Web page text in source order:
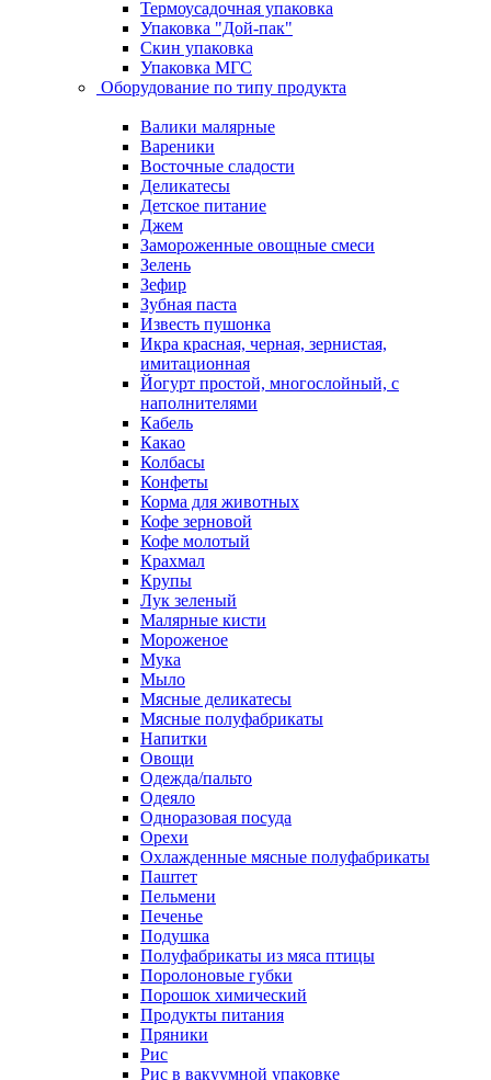
Термоусадочная упаковка
Упаковка "Дой-пак"
Скин упаковка
Упаковка МГС
Оборудование по типу продукта
Валики малярные
Вареники
Восточные сладости
Деликатесы
Детское питание
Джем
Замороженные овощные смеси
Зелень
Зефир
Зубная паста
Известь пушонка
Икра красная, черная, зернистая,
имитационная
Йогурт простой, многослойный, с
наполнителями
Кабель
Какао
Колбасы
Конфеты
Корма для животных
Кофе зерновой
Кофе молотый
Крахмал
Крупы
Лук зеленый
Малярные кисти
Мороженое
Мука
Мыло
Мясные деликатесы
Мясные полуфабрикаты
Напитки
Овощи
Одежда/пальто
Одеяло
Одноразовая посуда
Орехи
Охлажденные мясные полуфабрикаты
Паштет
Пельмени
Печенье
Подушка
Полуфабрикаты из мяса птицы
Поролоновые губки
Порошок химический
Продукты питания
Пряники
Рис
Рис в вакуумной упаковке